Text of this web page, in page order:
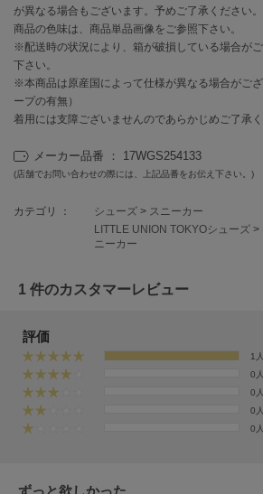
DANSKIN
ダンスキン
EIMY ISTOIRE
エイミー イストワール
エミ
エミ アトリエ
ETRÉ TOKYO
アイ
FILA
FRAY I.D
が異なる場合もございます。予めご了承ください。
商品の色味は、商品単品画像をご参照下さい。
※配送時の状況により、箱が破損している場合が
下さい。
※本商品は原産国によって仕様が異なる場合がご
ープの有無）
着用には支障ございませんのであらかじめご了承く
メーカー品番 ： 17WGS254133
(店舗でお問い合わせの際には、上記品番をお伝え下さい。)
カテゴリ ： シューズ > スニーカー
LITTLE UNION TOKYOシューズ >
ニーカー
1 件のカスタマーレビュー
評価
1人
0人
0人
0人
0人
ずっと欲しかった